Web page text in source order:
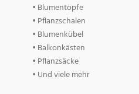
• Blumentöpfe
• Pflanzschalen
• Blumenkübel
• Balkonkästen
• Pflanzsäcke
• Und viele mehr